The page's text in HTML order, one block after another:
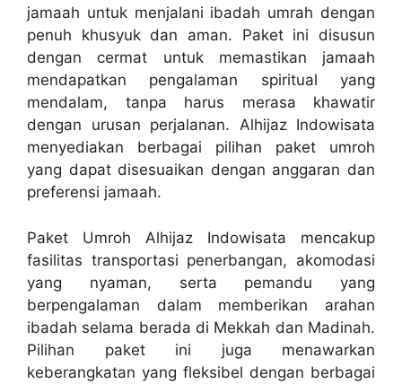
jamaah untuk menjalani ibadah umrah dengan
penuh khusyuk dan aman. Paket ini disusun
dengan cermat untuk memastikan jamaah
mendapatkan pengalaman spiritual yang
mendalam, tanpa harus merasa khawatir
dengan urusan perjalanan. Alhijaz Indowisata
menyediakan berbagai pilihan paket umroh
yang dapat disesuaikan dengan anggaran dan
preferensi jamaah.
Paket Umroh Alhijaz Indowisata mencakup
fasilitas transportasi penerbangan, akomodasi
yang nyaman, serta pemandu yang
berpengalaman dalam memberikan arahan
ibadah selama berada di Mekkah dan Madinah.
Pilihan paket ini juga menawarkan
keberangkatan yang fleksibel dengan berbagai